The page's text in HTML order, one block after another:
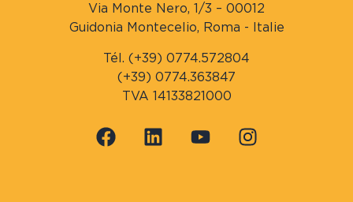
Via Monte Nero, 1/3 – 00012
Guidonia Montecelio, Roma - Italie
Tél. (+39) 0774.572804
(+39) 0774.363847
TVA 14133821000